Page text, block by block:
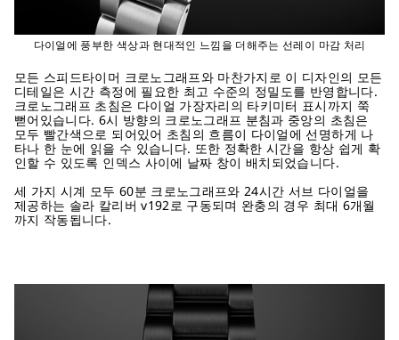
다이얼에 풍부한 색상과 현대적인 느낌을 더해주는 선레이 마감 처리
모든 스피드타이머 크로노그래프와 마찬가지로 이 디자인의 모든
디테일은 시간 측정에 필요한 최고 수준의 정밀도를 반영합니다.
크로노그래프 초침은 다이얼 가장자리의 타키미터 표시까지 쭉
뻗어있습니다. 6시 방향의 크로노그래프 분침과 중앙의 초침은
모두 빨간색으로 되어있어 초침의 흐름이 다이얼에 선명하게 나
타나 한 눈에 읽을 수 있습니다. 또한 정확한 시간을 항상 쉽게 확
인할 수 있도록 인덱스 사이에 날짜 창이 배치되었습니다.
세 가지 시계 모두 60분 크로노그래프와 24시간 서브 다이얼을
제공하는 솔라 칼리버 v192로 구동되며 완충의 경우 최대 6개월
까지 작동됩니다.